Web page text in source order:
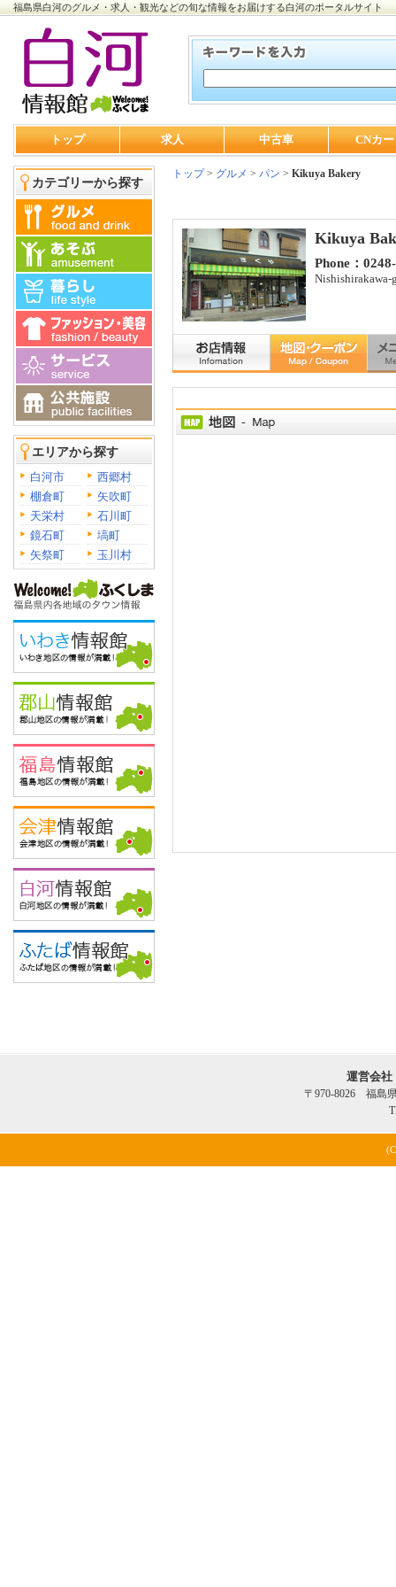
福島県白河のグルメ・求人・観光などの旬な情報をお届けする白河のポータルサイト
トップ 求人 中古車 CNカ
カテゴリーから探す
エリアから探す
白河市
西郷村
棚倉町
矢吹町
天栄村
石川町
鏡石町
塙町
矢祭町
玉川村
トップ> グルメ > パン > Kikuya Bakery
Kikuya
Phone：
Nishishirakawa-
運営会
〒970-8026 福島